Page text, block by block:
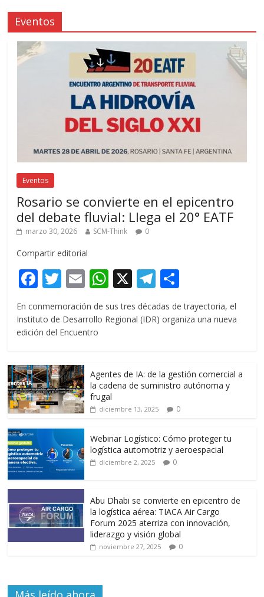
Eventos
Eventos
Rosario se convierte en el epicentro
del debate fluvial: Llega el 20° EATF
marzo 30, 2026 SCM-Think 0
Compartir editorial
F
e
b
o
k
T
itt
er
E
m
ai
l
W
at
p
p
X T
el
e
m
o
m
ti
r
En conmemoración de sus tres décadas de trayectoria, el
Instituto de Desarrollo Regional (IDR) organiza una nueva
edición del Encuentro
Agentes de IA: de la gestión comercial a
la cadena de suministro autónoma y
frugal
diciembre 13, 2025 0
Webinar Logístico: Cómo proteger tu
logística automotriz y aeroespacial
diciembre 2, 2025 0
Abu Dhabi se convierte en epicentro de
la logística aérea: TIACA Air Cargo
Forum 2025 aterriza con innovación,
liderazgo y visión global
noviembre 27, 2025 0